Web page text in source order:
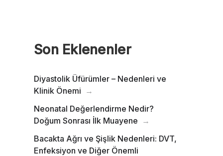
Son Eklenenler
Diyastolik Üfürümler – Nedenleri ve
Klinik Önemi
Neonatal Değerlendirme Nedir?
Doğum Sonrası İlk Muayene
Bacakta Ağrı ve Şişlik Nedenleri: DVT,
Enfeksiyon ve Diğer Önemli